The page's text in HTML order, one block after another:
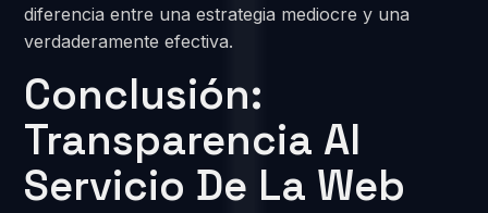
diferencia entre una estrategia mediocre y una
verdaderamente efectiva.
Conclusión:
Transparencia Al
Servicio De La Web